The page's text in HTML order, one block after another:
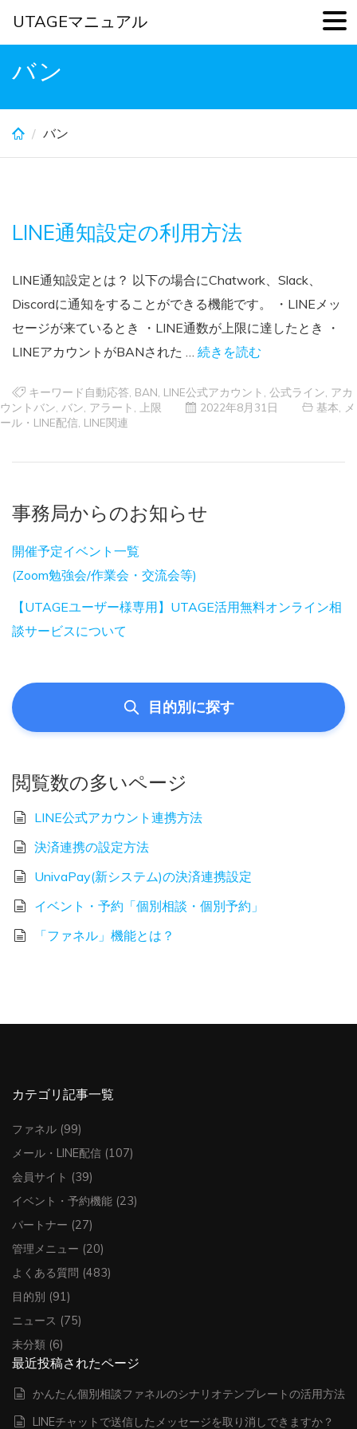
Skip
バン
バン
LINE通知設定の利用方法
LINE通知設定とは？ 以下の場合にChatwork、Slack、
Discordに通知をすることができる機能です。 ・LINEメッ
セージが来ているとき ・LINE通数が上限に達したとき ・
LINEアカウントがBANされた … 続きを読む
キーワード自動応答 BAN LINE公式アカウント 公式ライン アカ
ウントバン バン アラート 上限 2022年8月31日 基本
メ
ール・LINE配信 LINE関連
事務局からのお知らせ
開催予定イベント一覧
(Zoom勉強会/作業会・交流会等)
【UTAGEユーザー様専用】UTAGE活用無料オンライン相
談サービスについて
目的別に探す
閲覧数の多いページ
LINE公式アカウント連携方法
決済連携の設定方法
UnivaPay(新システム)の決済連携設定
イベント・予約「個別相談・個別予約」
「ファネル」機能とは？
カテゴリ記事一覧
ファネル (99)
メール・LINE配信 (107)
会員サイト (39)
イベント・予約機能 (23)
パートナー (27)
管理メニュー (20)
よくある質問 (483)
目的別 (91)
ニュース (75)
未分類 (6)
最近投稿されたページ
かんたん個別相談ファネルのシナリオテンプレートの活用方法
LINEチャットで送信したメッセージを取り消しできますか？
UTAGEマニュアル